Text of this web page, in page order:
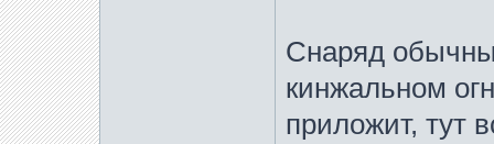
Снаряд
кинжальном
приложит, тут